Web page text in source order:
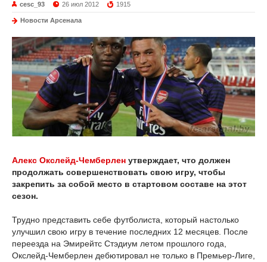
cesc_93 26 июл 2012 1915
Новости Арсенала
Алекс Окслейд-Чемберлен утверждает, что должен
продолжать совершенствовать свою игру, чтобы
закрепить за собой место в стартовом составе на этот
сезон.
Трудно представить себе футболиста, который настолько
улучшил свою игру в течение последних 12 месяцев. После
переезда на Эмирейтс Стэдиум летом прошлого года,
Окслейд-Чемберлен дебютировал не только в Премьер-Лиге,